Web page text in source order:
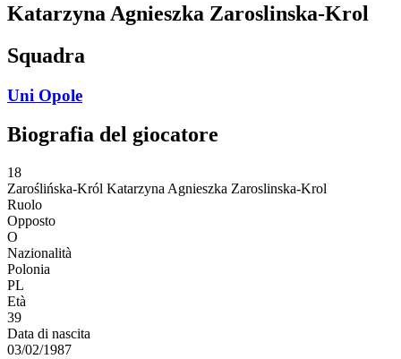
Katarzyna Agnieszka Zaroslinska-Krol
Squadra
Uni Opole
Biografia del giocatore
18
Zaroślińska-Król Katarzyna Agnieszka Zaroslinska-Krol
Ruolo
Opposto
O
Nazionalità
Polonia
PL
Età
39
Data di nascita
03/02/1987